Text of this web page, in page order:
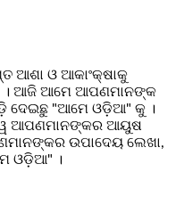
ଆଶା ଓ ଆକାଂକ୍ଷାକୁ
। ଆଜି ଆମେ ଆପଣମାନଙ୍କ
ଦେଇଛୁ "ଆମେ ଓଡ଼ିଆ" କୁ ।
ଆପଣମାନଙ୍କର ଆୟୁଷ
ଉପାଦେୟ ଲେଖା,
ଓଡ଼ିଆ" ।